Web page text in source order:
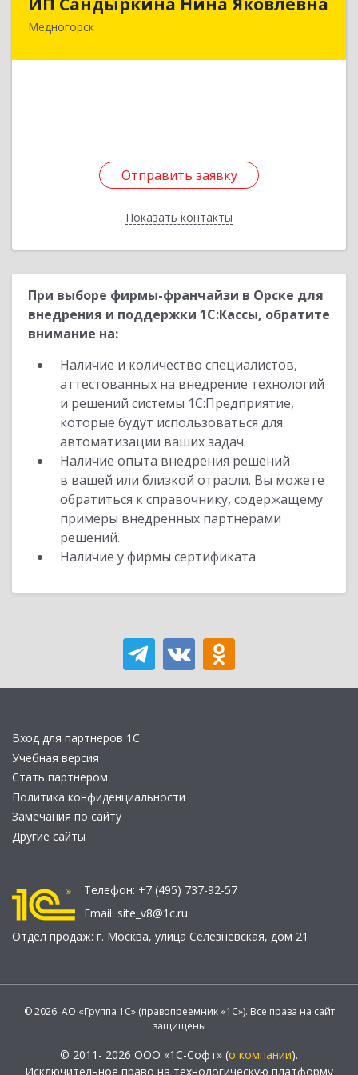
Медногорск
Отправить заявку
Показать контакты
462270, Оренбургская обл, Медногорск г,
Отправить заявку
Назад
При выборе фирмы-франчайзи в Орске для
внедрения и поддержки 1С:Кассы, обратите
внимание на:
Наличие и количество специалистов,
аттестованных на внедрение технологий
и решений системы 1С:Предприятие,
которые будут использоваться для
автоматизации ваших задач.
Наличие опыта внедрения решений
в вашей или близкой отрасли. Вы можете
обратиться к справочнику, содержащему
примеры внедренных партнерами
решений.
Наличие у фирмы сертификата
Вход для партнеров 1С
Учебная версия
Стать партнером
Политика конфиденциальности
Замечания по сайту
Другие сайты
Телефон: +7 (495) 737-92-57
Email: site_v8@1c.ru
Отдел продаж: г. Москва, улица Селезнёвская, дом 21
© 2026 АО «Группа 1С» (правопреемник «1С»). Все права на сайт
защищены
© 2011- 2026 ООО «1С-Софт» (о компании).
Исключительное право на технологическую платформу